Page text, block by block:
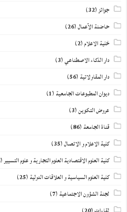
جوائز(32)
حاضنة الأعمال(26)
خلية الاعلام(2)
دار الذكاء الاصطناعي(3)
دار المقاولاتية (56)
ديوان المطبوعات الجامعية (1)
عروض التكوين(3)
قناة الجامعة (86)
كلية الاعلام و الاتصال(35)
كلية العلوم الاقتصادية العلوم التجارية و علوم التسيير(54)
كلية العلوم السياسية و العلاقات الدولية (25)
لجنة الشؤون الاجتماعية (7)